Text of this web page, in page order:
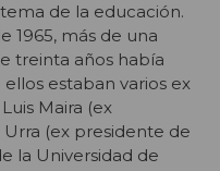
de la educación.
1965, más de una
treinta años había
estaban varios ex
Maira (ex
(ex presidente de
la Universidad de